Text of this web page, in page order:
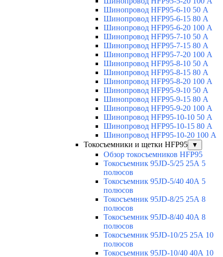
Шинопровод HFP95-6-10 50 А
Шинопровод HFP95-6-15 80 А
Шинопровод HFP95-6-20 100 А
Шинопровод HFP95-7-10 50 А
Шинопровод HFP95-7-15 80 А
Шинопровод HFP95-7-20 100 А
Шинопровод HFP95-8-10 50 А
Шинопровод HFP95-8-15 80 А
Шинопровод HFP95-8-20 100 А
Шинопровод HFP95-9-10 50 А
Шинопровод HFP95-9-15 80 А
Шинопровод HFP95-9-20 100 А
Шинопровод HFP95-10-10 50 А
Шинопровод HFP95-10-15 80 А
Шинопровод HFP95-10-20 100 А
Токосъемники и щетки HFP95
▼
Обзор токосъемников HFP95
Токосъемник 95JD-5/25 25А 5
полюсов
Токосъемник 95JD-5/40 40А 5
полюсов
Токосъемник 95JD-8/25 25А 8
полюсов
Токосъемник 95JD-8/40 40А 8
полюсов
Токосъемник 95JD-10/25 25А 10
полюсов
Токосъемник 95JD-10/40 40А 10